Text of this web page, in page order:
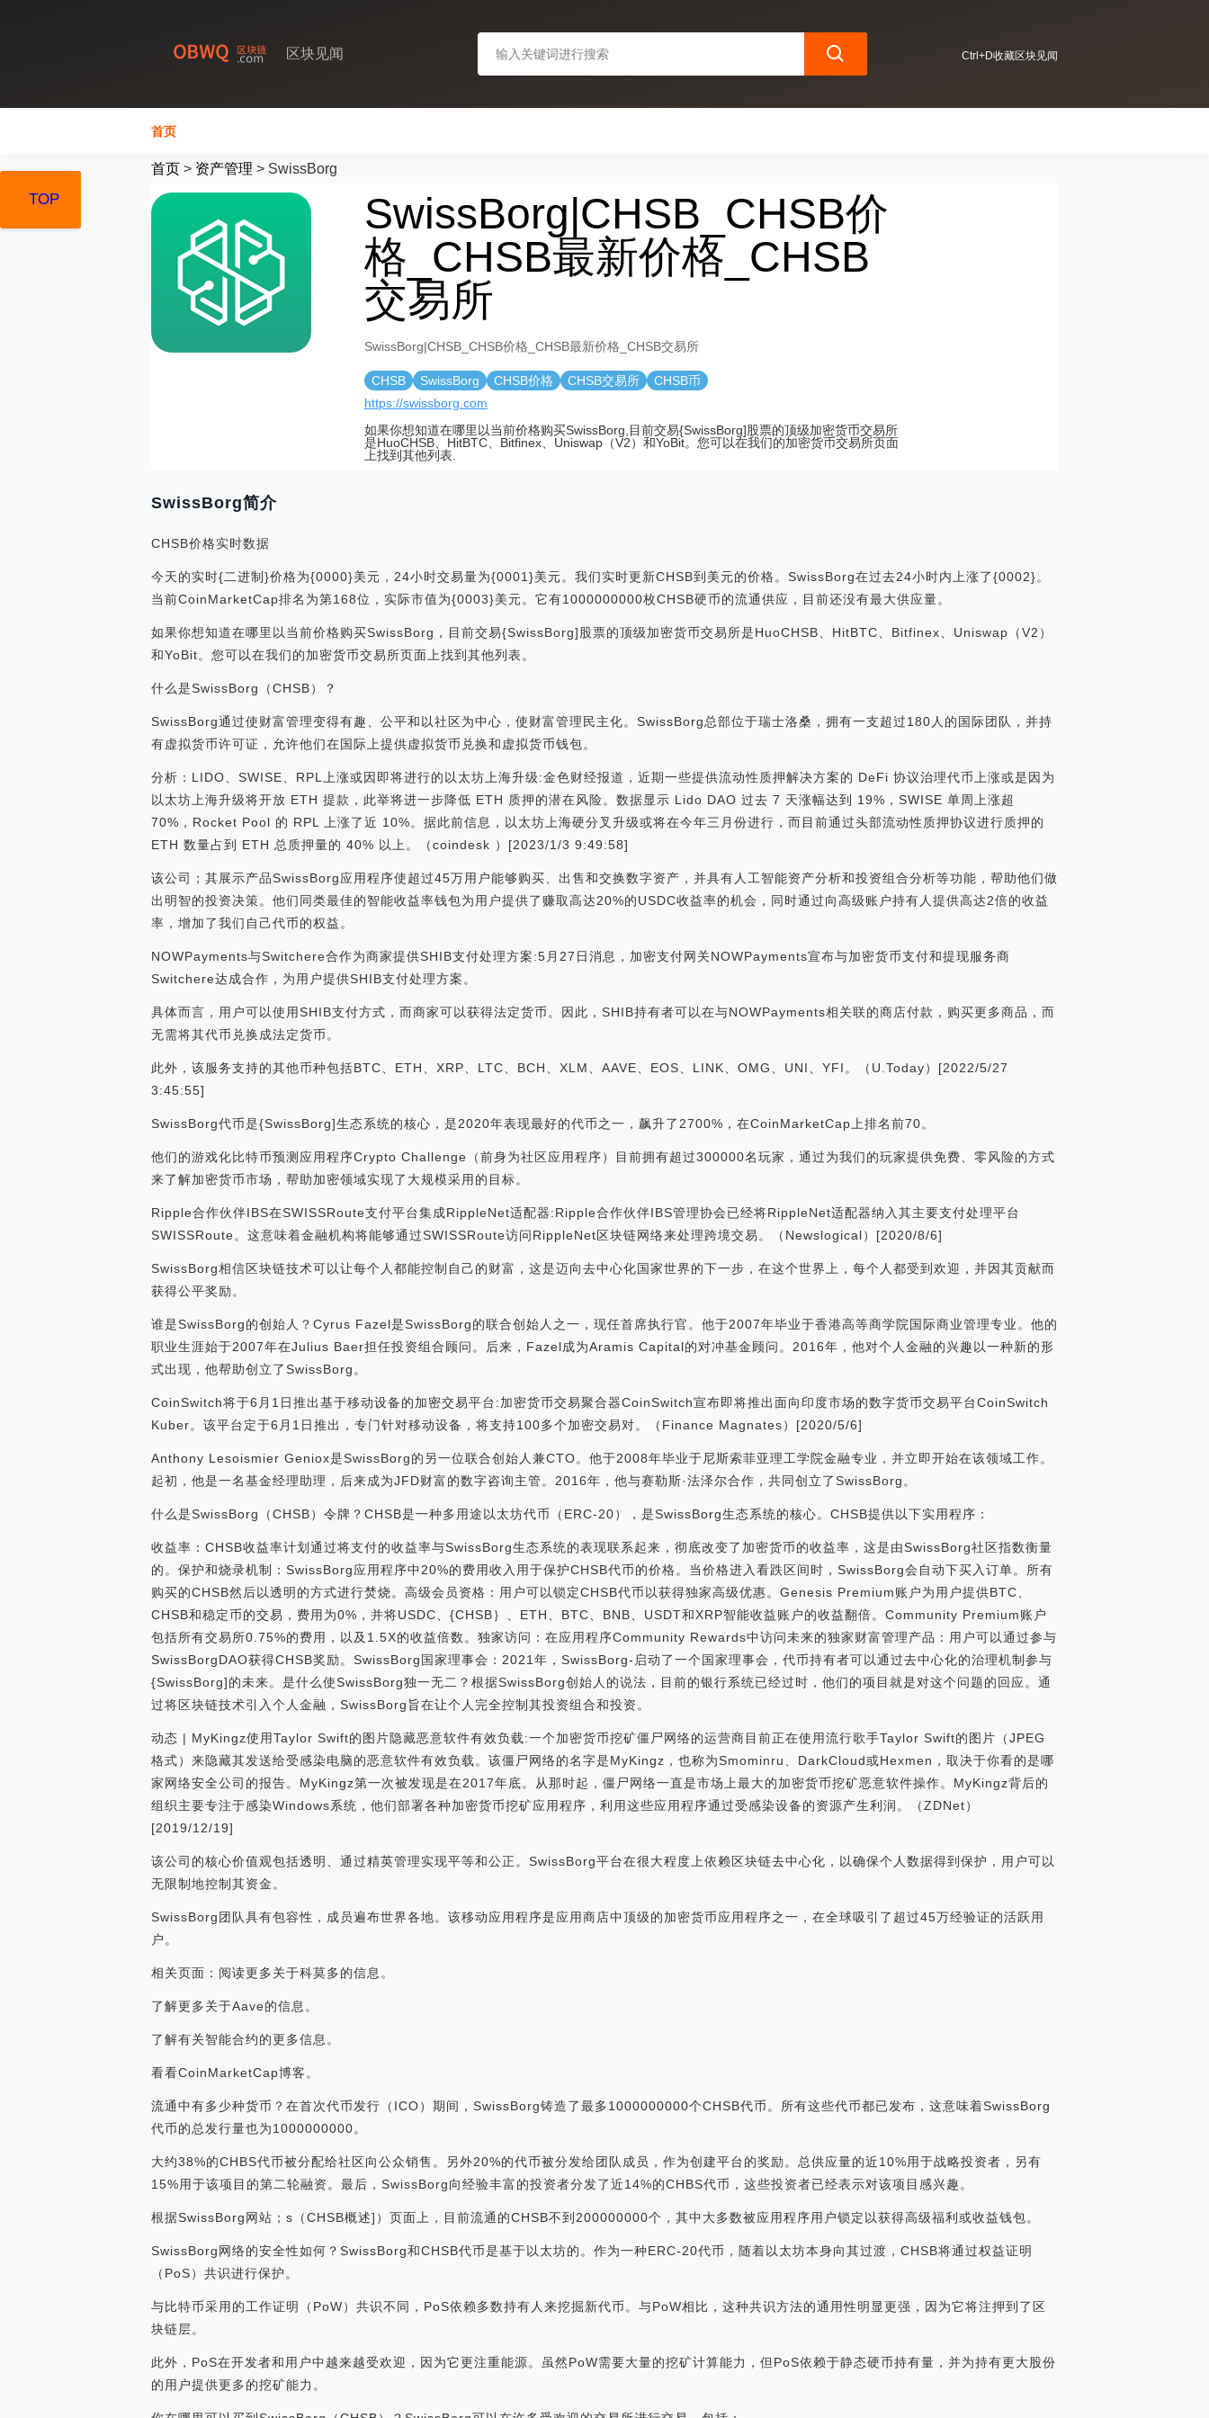
区块见闻 Ctrl+D收藏区块见闻
首页
首页 > 资产管理 > SwissBorg
SwissBorg|CHSB_CHSB价
格_CHSB最新价格_CHSB
交易所
SwissBorg|CHSB_CHSB价格_CHSB最新价格_CHSB交易所
CHSB SwissBorg CHSB价格 CHSB交易所
CHSB币
https://swissborg.com
如果你想知道在哪里以当前价格购买SwissBorg,目前交易{SwissBorg]股票的顶级加密货币交易所
是HuoCHSB、HitBTC、Bitfinex、Uniswap（V2）和YoBit。您可以在我们的加密货币交易所页面
上找到其他列表.
SwissBorg简介
CHSB价格实时数据
今天的实时{二进制}价格为{0000}美元，24小时交易量为{0001}美元。我们实时更新CHSB到美元的价格。SwissBorg在过去24小时内上涨了{0002}。
当前CoinMarketCap排名为第168位，实际市值为{0003}美元。它有1000000000枚CHSB硬币的流通供应，目前还没有最大供应量。
如果你想知道在哪里以当前价格购买SwissBorg，目前交易{SwissBorg]股票的顶级加密货币交易所是HuoCHSB、HitBTC、Bitfinex、Uniswap（V2）
和YoBit。您可以在我们的加密货币交易所页面上找到其他列表。
什么是SwissBorg（CHSB）？
SwissBorg通过使财富管理变得有趣、公平和以社区为中心，使财富管理民主化。SwissBorg总部位于瑞士洛桑，拥有一支超过180人的国际团队，并持
有虚拟货币许可证，允许他们在国际上提供虚拟货币兑换和虚拟货币钱包。
分析：LIDO、SWISE、RPL上涨或因即将进行的以太坊上海升级:金色财经报道，近期一些提供流动性质押解决方案的 DeFi 协议治理代币上涨或是因为
以太坊上海升级将开放 ETH 提款，此举将进一步降低 ETH 质押的潜在风险。数据显示 Lido DAO 过去 7 天涨幅达到 19%，SWISE 单周上涨超
70%，Rocket Pool 的 RPL 上涨了近 10%。据此前信息，以太坊上海硬分叉升级或将在今年三月份进行，而目前通过头部流动性质押协议进行质押的
ETH 数量占到 ETH 总质押量的 40% 以上。（coindesk ）[2023/1/3 9:49:58]
该公司；其展示产品SwissBorg应用程序使超过45万用户能够购买、出售和交换数字资产，并具有人工智能资产分析和投资组合分析等功能，帮助他们做
出明智的投资决策。他们同类最佳的智能收益率钱包为用户提供了赚取高达20%的USDC收益率的机会，同时通过向高级账户持有人提供高达2倍的收益
率，增加了我们自己代币的权益。
NOWPayments与Switchere合作为商家提供SHIB支付处理方案:5月27日消息，加密支付网关NOWPayments宣布与加密货币支付和提现服务商
Switchere达成合作，为用户提供SHIB支付处理方案。
具体而言，用户可以使用SHIB支付方式，而商家可以获得法定货币。因此，SHIB持有者可以在与NOWPayments相关联的商店付款，购买更多商品，而
无需将其代币兑换成法定货币。
此外，该服务支持的其他币种包括BTC、ETH、XRP、LTC、BCH、XLM、AAVE、EOS、LINK、OMG、UNI、YFI。（U.Today）[2022/5/27
3:45:55]
SwissBorg代币是{SwissBorg]生态系统的核心，是2020年表现最好的代币之一，飙升了2700%，在CoinMarketCap上排名前70。
他们的游戏化比特币预测应用程序Crypto Challenge（前身为社区应用程序）目前拥有超过300000名玩家，通过为我们的玩家提供免费、零风险的方式
来了解加密货币市场，帮助加密领域实现了大规模采用的目标。
Ripple合作伙伴IBS在SWISSRoute支付平台集成RippleNet适配器:Ripple合作伙伴IBS管理协会已经将RippleNet适配器纳入其主要支付处理平台
SWISSRoute。这意味着金融机构将能够通过SWISSRoute访问RippleNet区块链网络来处理跨境交易。（Newslogical）[2020/8/6]
SwissBorg相信区块链技术可以让每个人都能控制自己的财富，这是迈向去中心化国家世界的下一步，在这个世界上，每个人都受到欢迎，并因其贡献而
获得公平奖励。
谁是SwissBorg的创始人？Cyrus Fazel是SwissBorg的联合创始人之一，现任首席执行官。他于2007年毕业于香港高等商学院国际商业管理专业。他的
职业生涯始于2007年在Julius Baer担任投资组合顾问。后来，Fazel成为Aramis Capital的对冲基金顾问。2016年，他对个人金融的兴趣以一种新的形
式出现，他帮助创立了SwissBorg。
CoinSwitch将于6月1日推出基于移动设备的加密交易平台:加密货币交易聚合器CoinSwitch宣布即将推出面向印度市场的数字货币交易平台CoinSwitch
Kuber。该平台定于6月1日推出，专门针对移动设备，将支持100多个加密交易对。（Finance Magnates）[2020/5/6]
Anthony Lesoismier Geniox是SwissBorg的另一位联合创始人兼CTO。他于2008年毕业于尼斯索菲亚理工学院金融专业，并立即开始在该领域工作。
起初，他是一名基金经理助理，后来成为JFD财富的数字咨询主管。2016年，他与赛勒斯·法泽尔合作，共同创立了SwissBorg。
什么是SwissBorg（CHSB）令牌？CHSB是一种多用途以太坊代币（ERC-20），是SwissBorg生态系统的核心。CHSB提供以下实用程序：
收益率：CHSB收益率计划通过将支付的收益率与SwissBorg生态系统的表现联系起来，彻底改变了加密货币的收益率，这是由SwissBorg社区指数衡量
的。保护和烧录机制：SwissBorg应用程序中20%的费用收入用于保护CHSB代币的价格。当价格进入看跌区间时，SwissBorg会自动下买入订单。所有
购买的CHSB然后以透明的方式进行焚烧。高级会员资格：用户可以锁定CHSB代币以获得独家高级优惠。Genesis Premium账户为用户提供BTC、
CHSB和稳定币的交易，费用为0%，并将USDC、{CHSB｝、ETH、BTC、BNB、USDT和XRP智能收益账户的收益翻倍。Community Premium账户
包括所有交易所0.75%的费用，以及1.5X的收益倍数。独家访问：在应用程序Community Rewards中访问未来的独家财富管理产品：用户可以通过参与
SwissBorgDAO获得CHSB奖励。SwissBorg国家理事会：2021年，SwissBorg-启动了一个国家理事会，代币持有者可以通过去中心化的治理机制参与
{SwissBorg]的未来。是什么使SwissBorg独一无二？根据SwissBorg创始人的说法，目前的银行系统已经过时，他们的项目就是对这个问题的回应。通
过将区块链技术引入个人金融，SwissBorg旨在让个人完全控制其投资组合和投资。
动态 | MyKingz使用Taylor Swift的图片隐藏恶意软件有效负载:一个加密货币挖矿僵尸网络的运营商目前正在使用流行歌手Taylor Swift的图片（JPEG
格式）来隐藏其发送给受感染电脑的恶意软件有效负载。该僵尸网络的名字是MyKingz，也称为Smominru、DarkCloud或Hexmen，取决于你看的是哪
家网络安全公司的报告。MyKingz第一次被发现是在2017年底。从那时起，僵尸网络一直是市场上最大的加密货币挖矿恶意软件操作。MyKingz背后的
组织主要专注于感染Windows系统，他们部署各种加密货币挖矿应用程序，利用这些应用程序通过受感染设备的资源产生利润。（ZDNet）
[2019/12/19]
该公司的核心价值观包括透明、通过精英管理实现平等和公正。SwissBorg平台在很大程度上依赖区块链去中心化，以确保个人数据得到保护，用户可以
无限制地控制其资金。
SwissBorg团队具有包容性，成员遍布世界各地。该移动应用程序是应用商店中顶级的加密货币应用程序之一，在全球吸引了超过45万经验证的活跃用
户。
相关页面：阅读更多关于科莫多的信息。
了解更多关于Aave的信息。
了解有关智能合约的更多信息。
看看CoinMarketCap博客。
流通中有多少种货币？在首次代币发行（ICO）期间，SwissBorg铸造了最多1000000000个CHSB代币。所有这些代币都已发布，这意味着SwissBorg
代币的总发行量也为1000000000。
大约38%的CHBS代币被分配给社区向公众销售。另外20%的代币被分发给团队成员，作为创建平台的奖励。总供应量的近10%用于战略投资者，另有
15%用于该项目的第二轮融资。最后，SwissBorg向经验丰富的投资者分发了近14%的CHBS代币，这些投资者已经表示对该项目感兴趣。
根据SwissBorg网站；s（CHSB概述]）页面上，目前流通的CHSB不到200000000个，其中大多数被应用程序用户锁定以获得高级福利或收益钱包。
SwissBorg网络的安全性如何？SwissBorg和CHSB代币是基于以太坊的。作为一种ERC-20代币，随着以太坊本身向其过渡，CHSB将通过权益证明
（PoS）共识进行保护。
与比特币采用的工作证明（PoW）共识不同，PoS依赖多数持有人来挖掘新代币。与PoW相比，这种共识方法的通用性明显更强，因为它将注押到了区
块链层。
此外，PoS在开发者和用户中越来越受欢迎，因为它更注重能源。虽然PoW需要大量的挖矿计算能力，但PoS依赖于静态硬币持有量，并为持有更大股份
的用户提供更多的挖矿能力。
TOP
TOP
TOP